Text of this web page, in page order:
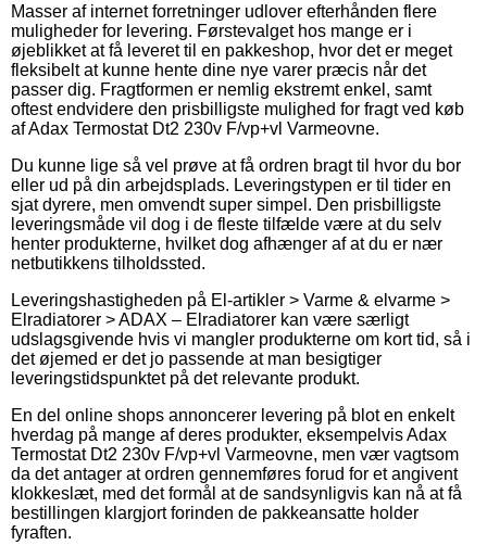
Masser af internet forretninger udlover efterhånden flere
muligheder for levering. Førstevalget hos mange er i
øjeblikket at få leveret til en pakkeshop, hvor det er meget
fleksibelt at kunne hente dine nye varer præcis når det
passer dig. Fragtformen er nemlig ekstremt enkel, samt
oftest endvidere den prisbilligste mulighed for fragt ved køb
af Adax Termostat Dt2 230v F/vp+vl Varmeovne.
Du kunne lige så vel prøve at få ordren bragt til hvor du bor
eller ud på din arbejdsplads. Leveringstypen er til tider en
sjat dyrere, men omvendt super simpel. Den prisbilligste
leveringsmåde vil dog i de fleste tilfælde være at du selv
henter produkterne, hvilket dog afhænger af at du er nær
netbutikkens tilholdssted.
Leveringshastigheden på El-artikler > Varme & elvarme >
Elradiatorer > ADAX – Elradiatorer kan være særligt
udslagsgivende hvis vi mangler produkterne om kort tid, så i
det øjemed er det jo passende at man besigtiger
leveringstidspunktet på det relevante produkt.
En del online shops annoncerer levering på blot en enkelt
hverdag på mange af deres produkter, eksempelvis Adax
Termostat Dt2 230v F/vp+vl Varmeovne, men vær vagtsom
da det antager at ordren gennemføres forud for et angivent
klokkeslæt, med det formål at de sandsynligvis kan nå at få
bestillingen klargjort forinden de pakkeansatte holder
fyraften.